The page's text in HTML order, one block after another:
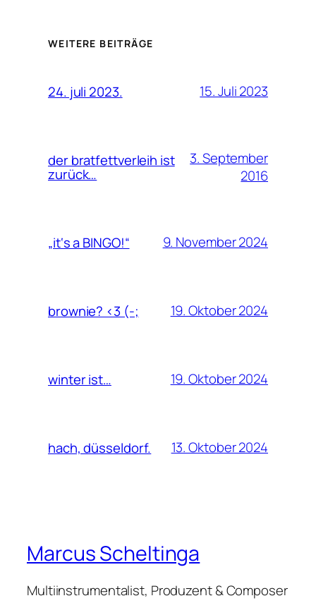
WEITERE BEITRÄGE
24. juli 2023. 15. Juli 2023
der bratfettverleih ist
zurück…
3. September
2016
„it‘s a BINGO!“ 9. November 2024
brownie? <3 (-; 19. Oktober 2024
winter ist… 19. Oktober 2024
hach, düsseldorf. 13. Oktober 2024
Marcus Scheltinga
Multiinstrumentalist, Produzent & Composer